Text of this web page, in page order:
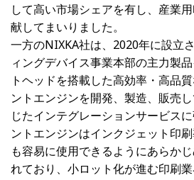
して高い市場シェアを有し、産業
献してまいりました。
一方のNIXKA社は、2020年に設立
ィングデバイス事業本部の主力製
トヘッドを搭載した高効率・高品
ントエンジンを開発、製造、販売
じたインテグレーションサービス
ントエンジンはインクジェット印
も容易に使用できるようにあらか
れており、小ロット化が進む印刷